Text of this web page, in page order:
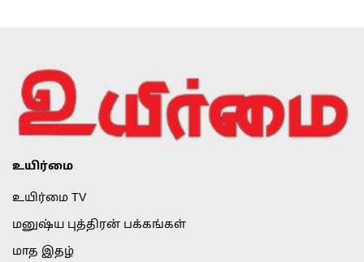
உயிர்மை
உயிர்மை TV
மனுஷ்ய புத்திரன் பக்கங்கள்
மாத இதழ்